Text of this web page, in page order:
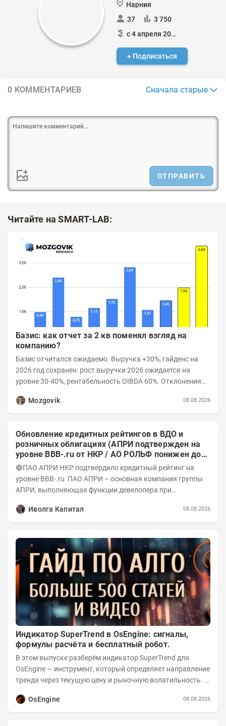
Нарния
37
3 750
с 4 апреля 2018
+ Подписаться
0 КОММЕНТАРИЕВ Сначала старые
ОТПРАВИТЬ
Читайте на SMART-LAB:
Базис: как отчет за 2 кв поменял взгляд на
компанию?
Базис отчитался ожидаемо. Выручка +30%, гайденс на
2026 год сохранен: рост выручки 2026 ожидается на
уровне 30-40%, рентабельность OIBDA 60%. Отклонения
Mozgovik
08.08.2026
Обновление кредитных рейтингов в ВДО и
розничных облигациях (АПРИ подтвержден на
уровне BBB-.ru от НКР / АО РОЛЬФ понижен до
А-(RU) / Элит Строй присвоен на уровне BBB.ru)
🟢ПАО АПРИ НКР подтвердило кредитный рейтинг на
уровне BBB-.ru ПАО АПРИ – основная компания группы
АПРИ, выполняющая функции девелопера при
Иволга Капитал
08.08.2026
Индикатор SuperTrend в OsEngine: сигналы,
формулы расчёта и бесплатный робот.
В этом выпуске разберём индикатор SuperTrend для
OsEngine — инструмент, который определяет направление
тренда через текущую цену и рыночную волатильность. В
OsEngine
08.08.2026